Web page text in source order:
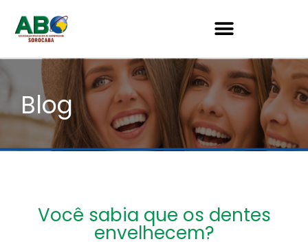
Blog
Você sabia que os dentes
envelhecem?